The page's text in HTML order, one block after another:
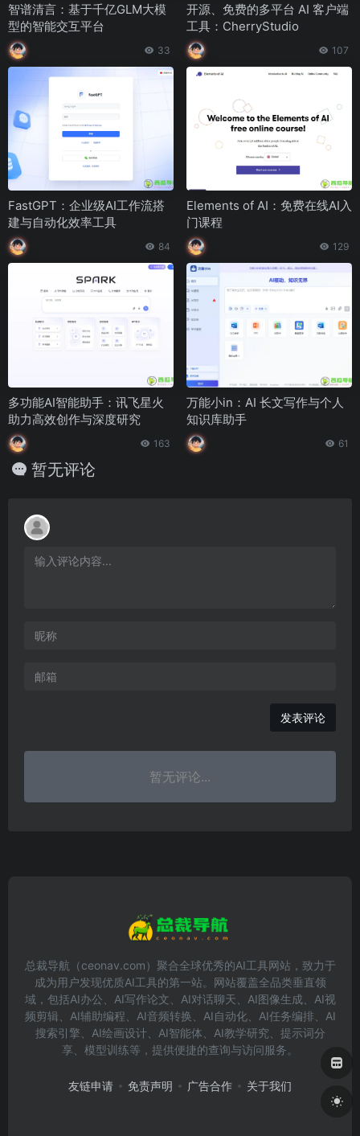
智谱清言：基于千亿GLM大模
型的智能交互平台
33
开源、免费的多平台 AI 客户端
工具：CherryStudio
107
FastGPT：企业级AI工作流搭
建与自动化效率工具
84
Elements of AI：免费在线AI入
门课程
129
多功能AI智能助手：讯飞星火
助力高效创作与深度研究
163
万能小in：AI 长文写作与个人
知识库助手
61
暂无评论
发表评论
暂无评论...
总裁导航（ceonav.com）聚合全球优秀的AI工具网站，致力于
成为用户发现优质AI工具的第一站。网站覆盖全品类垂直领
域，包括AI办公、AI写作论文、AI对话聊天、AI图像生成、AI视
频剪辑、AI辅助编程、AI音频转换、AI自动化、AI任务编排、AI
搜索引擎、AI绘画设计、AI智能体、AI教学研究、提示词分
享、模型训练等，提供便捷的查询与访问服务。
友链申请 免责声明 广告合作 关于我们